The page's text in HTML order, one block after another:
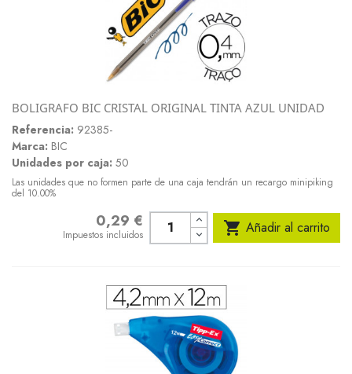
BOLIGRAFO BIC CRISTAL ORIGINAL TINTA AZUL UNIDAD
Referencia: 92385-
Marca: BIC
Unidades por caja: 50
Las unidades que no formen parte de una caja tendrán un recargo minipiking
del 10.00%
0,29 €
Impuestos incluidos  Añadir al carrito